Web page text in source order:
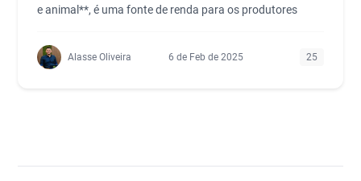
e animal**, é uma fonte de renda para os produtores
Alasse Oliveira 6 de Feb de 2025 25